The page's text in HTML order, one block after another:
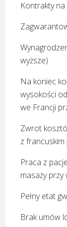
Kontrakty
wyższe)
Na koniec
wysokości
we Francji
Zwrot
z
Praca z
masaży
Pełny etat
Brak umów